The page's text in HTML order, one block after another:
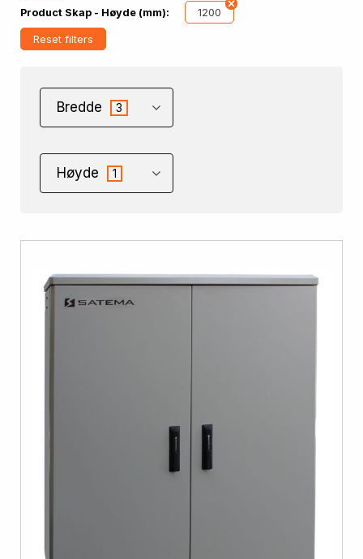
Product Skap - Høyde (mm): 1200
Reset filters
Bredde 3
Høyde 1